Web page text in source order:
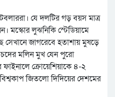
যে দলটির গড় বয়স মাত্র
মস্কোর লুঝনিকি স্টেডিয়ামে
সেখানে জাগরেবে হতাশায় মুষড়ে
মলিন মুখ যেন পুরো
ফাইনালে ক্রোয়েশিয়াকে ৪-২
জিতলো দিদিয়ের দেশমের